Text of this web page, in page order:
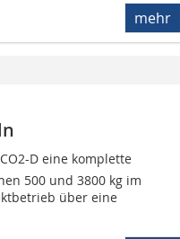
mehr
D eine komplette
500 und 3800 kg im
über eine